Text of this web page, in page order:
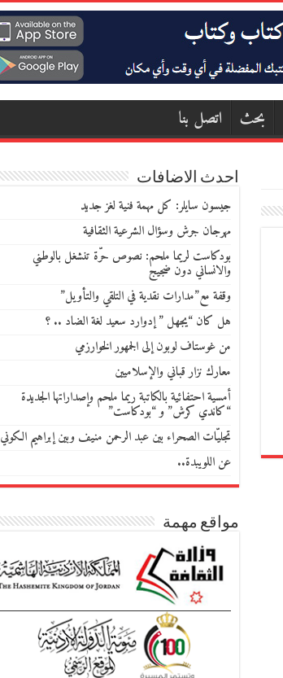
بحث اتصل بنا
احدث الاضافات
جيسون سايلر: كل مهمة فنية لغز جديد
مهرجان جرش وسؤال الشرعية الثقافية
بودكاست لريما ملحم: نصوص حرّة تنشغل بالوطني
والانساني دون ضجيج
وقفة مع”مدارات نقدية في التلقي والتأويل”
هل كان “يجهل ” إدوارد سعيد لغة الضاد .. ؟
من غوستاف لوبون إلى الجمهور الخوارزمي
معارك نزار قباني والإسلاميين
أمسية احتفائية بالكاتبة ريما ملحم وإصداراتها الجديدة
“كاندي كرش” و “بودكاست”
تجليّات الصحراء بين عبد الرحمن منيف وبين إبراهيم الكوني
عن اللويبدة..
مواقع مهمة